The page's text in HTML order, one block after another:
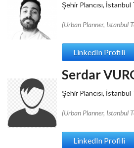
Şehir Plancısı,
(Urban Planner, Istanbul
LinkedIn Profili
Serdar
Şehir Plancısı,
(Urban Planner, Istanbul
LinkedIn Profili